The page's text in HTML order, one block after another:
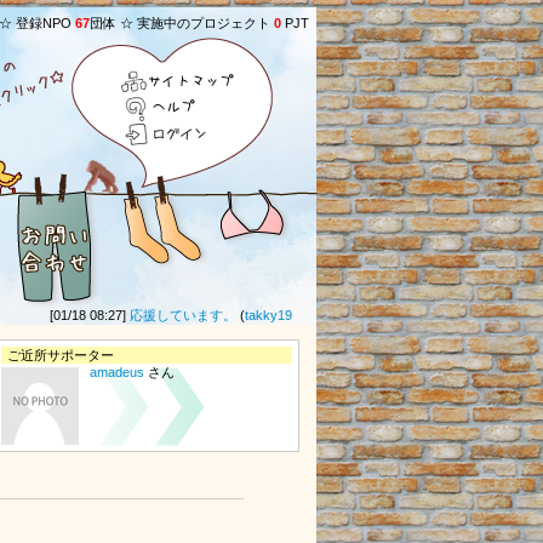
登録NPO 67団体 ☆ 実施中のプロジェクト 0 PJT
サイトマップ
ヘルプ
ログイン
[01/18 08:27]応援しています。 takky1961 さん) ★[11/20 10:50]ひとりじゃない
ご近所サポーター
amadeus さん